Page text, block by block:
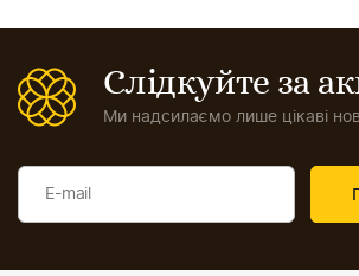
Слідкуйте за
Ми надсилаємо лише цікаві